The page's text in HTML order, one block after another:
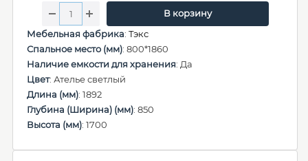
В корзину
Мебельная фабрика: Тэкс
Спальное место (мм): 800*1860
Наличие емкости для хранения: Да
Цвет: Ателье светлый
Длина (мм): 1892
Глубина (Ширина) (мм): 850
Высота (мм): 1700